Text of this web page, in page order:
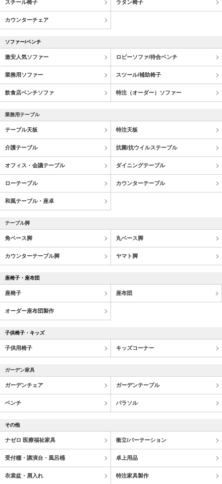
スチール椅子 ラタン椅子
カウンターチェア
ソファー/ベンチ
激安人気ソファー ロビーソファ/待合ベンチ
業務用ソファー スツール/補助椅子
飲食店ベンチソファ 特注（オーダー）ソファー
業務用テーブル
テーブル天板 特注天板
介護テーブル 抗菌/抗ウイルステーブル
オフィス・会議テーブル ダイニングテーブル
ローテーブル カウンターテーブル
和風テーブル・座卓
テーブル脚
角ベース脚 丸ベース脚
カウンターテーブル脚 ヤマト脚
座椅子・座布団
座椅子 座布団
オーダー座布団製作
子供椅子・キッズ
子供用椅子 キッズコーナー
ガーデン家具
ガーデンチェア ガーデンテーブル
ベンチ パラソル
その他
ナゼロ 医療福祉家具 衝立/パーテーション
受付棚・講演台・風呂桶 卓上用品
衣裳盆・屑入れ 特注家具製作